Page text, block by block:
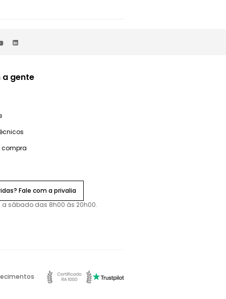
a gente
compra
Fale com a privalia
a sábado das 8h00 às 20h00.